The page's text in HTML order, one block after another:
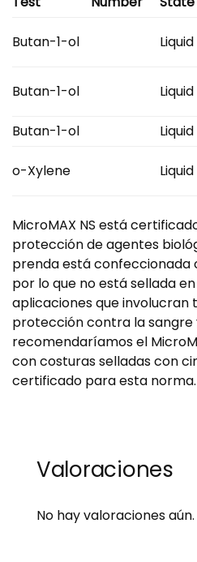
Butan-1-ol Liquid
Butan-1-ol Liquid
Butan-1-ol
Liquid
o-Xylene Liquid
MicroMAX NS está
protección de agentes
prenda está confeccionada
por lo que no está sellada
aplicaciones que involucran
protección contra la sangre
recomendaríamos el
con costuras selladas con
certificado para esta norma.
Valoraciones
No hay valoraciones aún.